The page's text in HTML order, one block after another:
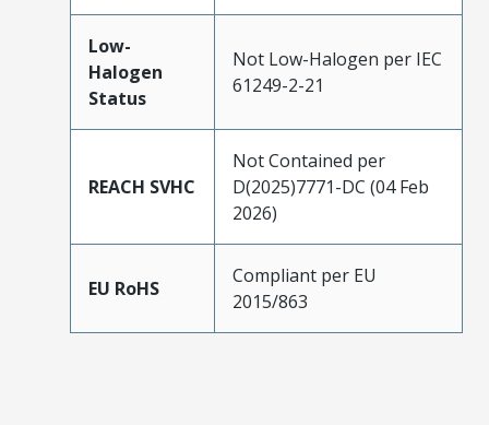
Low-
Halogen
Status
Not Low-Halogen per IEC
61249-2-21
REACH SVHC
Not Contained per
D(2025)7771-DC (04 Feb
2026)
EU RoHS
Compliant per EU
2015/863